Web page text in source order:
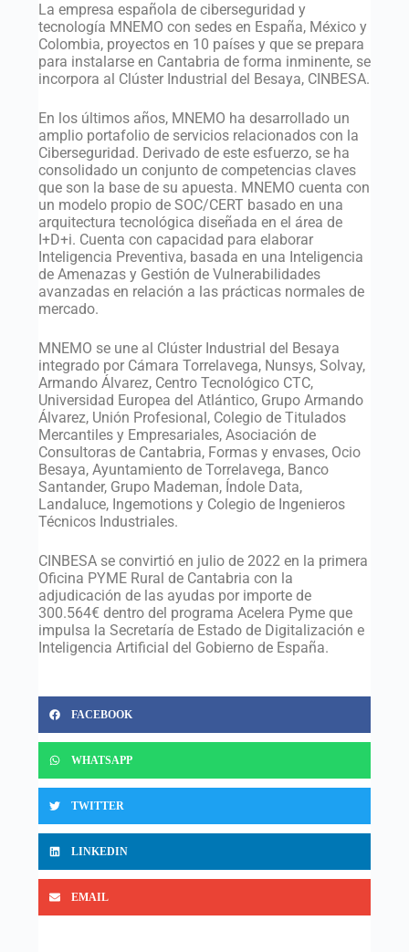
La empresa española de ciberseguridad y
tecnología MNEMO con sedes en España, México y
Colombia, proyectos en 10 países y que se prepara
para instalarse en Cantabria de forma inminente, se
incorpora al Clúster Industrial del Besaya, CINBESA.
En los últimos años, MNEMO ha desarrollado un
amplio portafolio de servicios relacionados con la
Ciberseguridad. Derivado de este esfuerzo, se ha
consolidado un conjunto de competencias claves
que son la base de su apuesta. MNEMO cuenta con
un modelo propio de SOC/CERT basado en una
arquitectura tecnológica diseñada en el área de
I+D+i. Cuenta con capacidad para elaborar
Inteligencia Preventiva, basada en una Inteligencia
de Amenazas y Gestión de Vulnerabilidades
avanzadas en relación a las prácticas normales de
mercado.
MNEMO se une al Clúster Industrial del Besaya
integrado por Cámara Torrelavega, Nunsys, Solvay,
Armando Álvarez, Centro Tecnológico CTC,
Universidad Europea del Atlántico, Grupo Armando
Álvarez, Unión Profesional, Colegio de Titulados
Mercantiles y Empresariales, Asociación de
Consultoras de Cantabria, Formas y envases, Ocio
Besaya, Ayuntamiento de Torrelavega, Banco
Santander, Grupo Mademan, Índole Data,
Landaluce, Ingemotions y Colegio de Ingenieros
Técnicos Industriales.
CINBESA se convirtió en julio de 2022 en la primera
Oficina PYME Rural de Cantabria con la
adjudicación de las ayudas por importe de
300.564€ dentro del programa Acelera Pyme que
impulsa la Secretaría de Estado de Digitalización e
Inteligencia Artificial del Gobierno de España.
FACEBOOK
WHATSAPP
TWITTER
LINKEDIN
EMAIL